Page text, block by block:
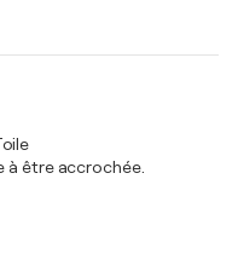
à être accrochée.